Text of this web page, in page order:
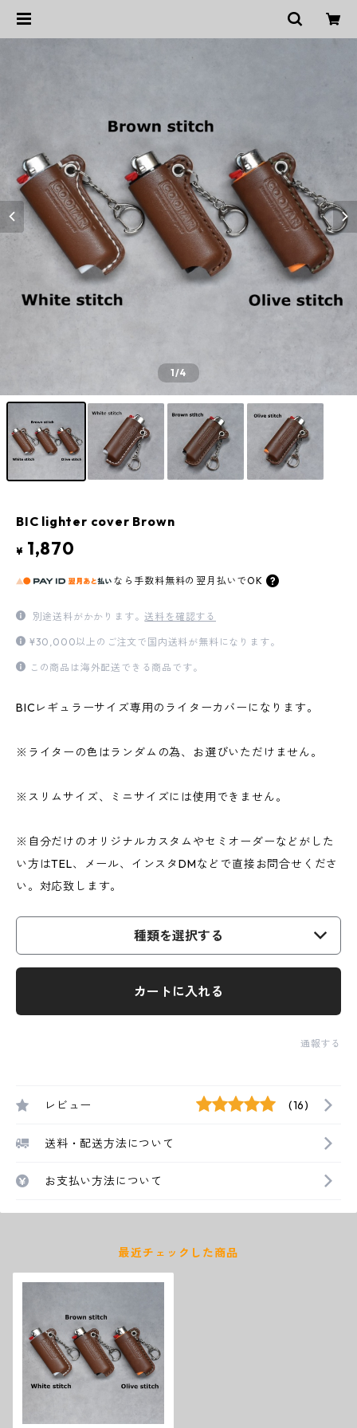
1/4
BIC lighter cover Brown
¥ 1,870
なら 手数料無料の 翌月払いでOK
別途送料がかかります。送料を確認する
¥30,000以上のご注文で国内送料が無料になります。
この商品は海外配送できる商品です。
BICレギュラーサイズ専用のライターカバーになります。
※ライターの色はランダムの為、お選びいただけません。
※スリムサイズ、ミニサイズには使用できません。
※自分だけのオリジナルカスタムやセミオーダーなどがした
い方はTEL、メール、インスタDMなどで直接お問合せくださ
い。対応致します。
種類を選択する
カートに入れる
通報する
レビュー (16)
送料・配送方法について
お支払い方法について
最近チェックした商品